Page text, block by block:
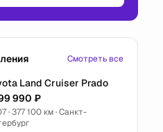
Смотреть все
Land Cruiser Prado
990 ₽
· 377 100 км · Санкт-